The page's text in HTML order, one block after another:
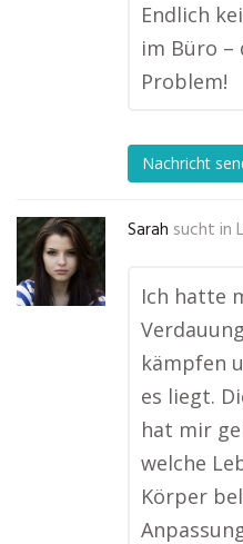
Endlich
im Büro –
Problem!
Nachricht
Sarah sucht in
Ich hatte
kämpfen
es liegt.
hat mir
welche
Körper